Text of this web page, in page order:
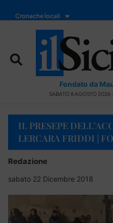
Cronache locali
Fondato da
SABATO 8 AGOSTO 2026
IL PRESEPE
LERCARA FRIDDI |
Redazione
sabato 22 Dicembre 2018